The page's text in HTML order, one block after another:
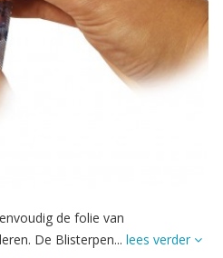
de folie van
De Blisterpen... lees verder